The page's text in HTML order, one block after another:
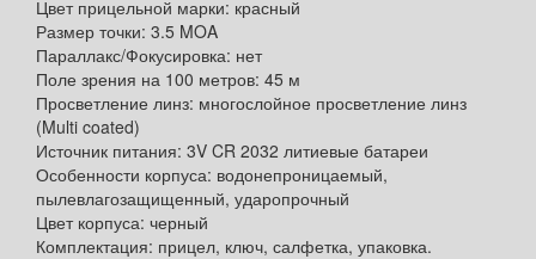
Цвет прицельной марки: красный
Размер точки: 3.5 MOA
Параллакс/Фокусировка: нет
Поле зрения на 100 метров: 45 м
Просветление линз: многослойное просветление линз
(Multi coated)
Источник питания: 3V CR 2032 литиевые батареи
Особенности корпуса: водонепроницаемый,
пылевлагозащищенный, ударопрочный
Цвет корпуса: черный
Комплектация: прицел, ключ, салфетка, упаковка.